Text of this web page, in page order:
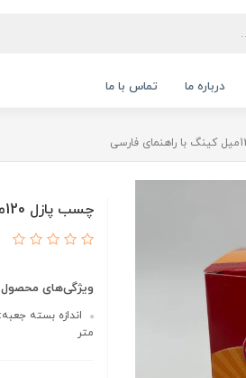
درباره ما تماس با ما
چسب پازل 120میل کینگ با راهنمای فارسی
ویژگی‌های محصول
متر